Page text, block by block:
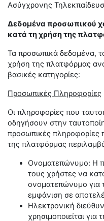
Ασύγχρονης
Δεδομένα προσωπικού
κατά τη χρήση της
Τα προσωπικά δεδομένα,
χρήση της πλατφόρμας
βασικές κατηγορίες:
Προσωπικές Πληροφορίες
Οι πληροφορίες που
οδηγήσουν στην
προσωπικές πληροφορίες
της πλατφόρμας
Ονοματεπώνυμο: Η
τους χρήστες να
ονοματεπώνυμο για
εμφάνιση σε
Ηλεκτρονική
χρησιμοποιείται για